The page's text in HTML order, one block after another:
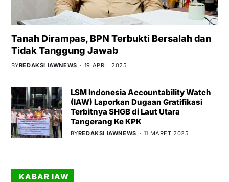
Tanah Dirampas, BPN Terbukti Bersalah dan
Tidak Tanggung Jawab
BYREDAKSI IAWNEWS 19 APRIL 2025
LSM Indonesia Accountability Watch
(IAW) Laporkan Dugaan Gratifikasi
Terbitnya SHGB di Laut Utara
Tangerang Ke KPK
BYREDAKSI IAWNEWS 11 MARET 2025
KABAR IAW